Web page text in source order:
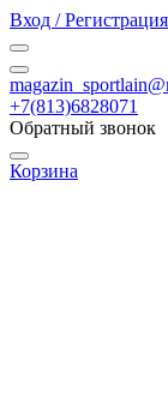
Вход / Регистрация
+7(813)6828071
Обратный звонок
Корзина